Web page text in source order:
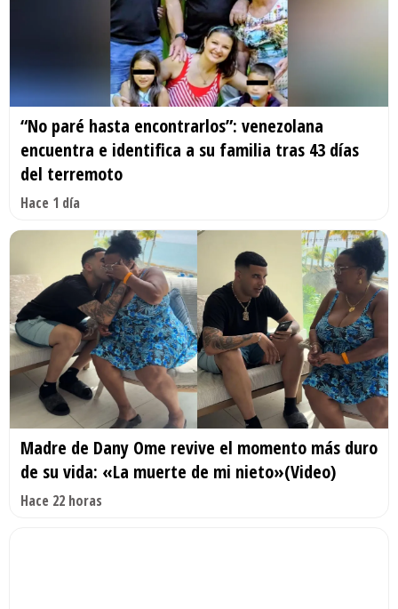
“No paré hasta encontrarlos”: venezolana
encuentra e identifica a su familia tras 43 días
del terremoto
Hace 1 día
Madre de Dany Ome revive el momento más duro
de su vida: «La muerte de mi nieto»(Video)
Hace 22 horas